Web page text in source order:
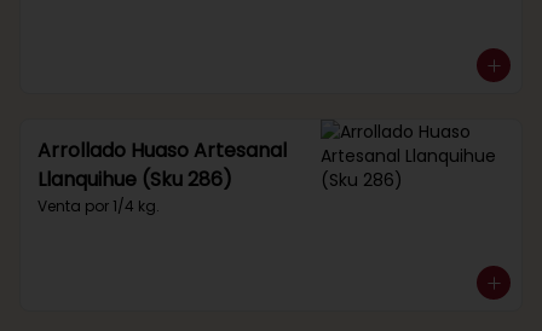
Arrollado Huaso Artesanal
Llanquihue (Sku 286)
Venta por 1/4 kg.